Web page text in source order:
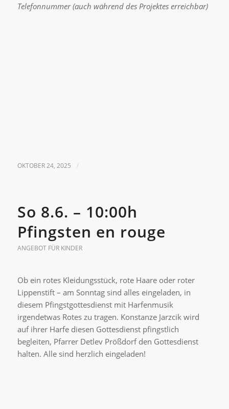
Telefonnummer (auch während des Projektes erreichbar)
OKTOBER 24, 2025 /
So 8.6. – 10:00h
Pfingsten en rouge
ANGEBOT FÜR KINDER
Ob ein rotes Kleidungsstück, rote Haare oder roter
Lippenstift – am Sonntag sind alles eingeladen, in
diesem Pfingstgottesdienst mit Harfenmusik
irgendetwas Rotes zu tragen. Konstanze Jarzcik wird
auf ihrer Harfe diesen Gottesdienst pfingstlich
begleiten, Pfarrer Detlev Prößdorf den Gottesdienst
halten. Alle sind herzlich eingeladen!